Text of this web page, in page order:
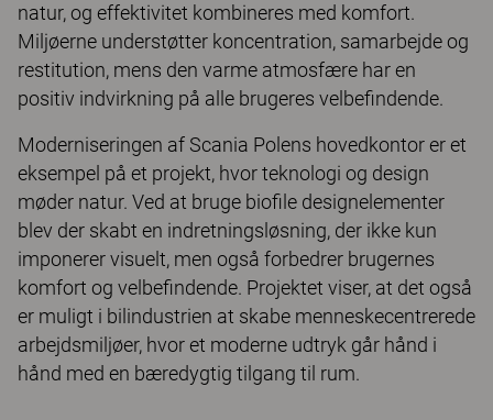
natur, og effektivitet kombineres med komfort.
Miljøerne understøtter koncentration, samarbejde og
restitution, mens den varme atmosfære har en
positiv indvirkning på alle brugeres velbefindende.
Moderniseringen af ​​Scania Polens hovedkontor er et
eksempel på et projekt, hvor teknologi og design
møder natur. Ved at bruge biofile designelementer
blev der skabt en indretningsløsning, der ikke kun
imponerer visuelt, men også forbedrer brugernes
komfort og velbefindende. Projektet viser, at det også
er muligt i bilindustrien at skabe menneskecentrerede
arbejdsmiljøer, hvor et moderne udtryk går hånd i
hånd med en bæredygtig tilgang til rum.